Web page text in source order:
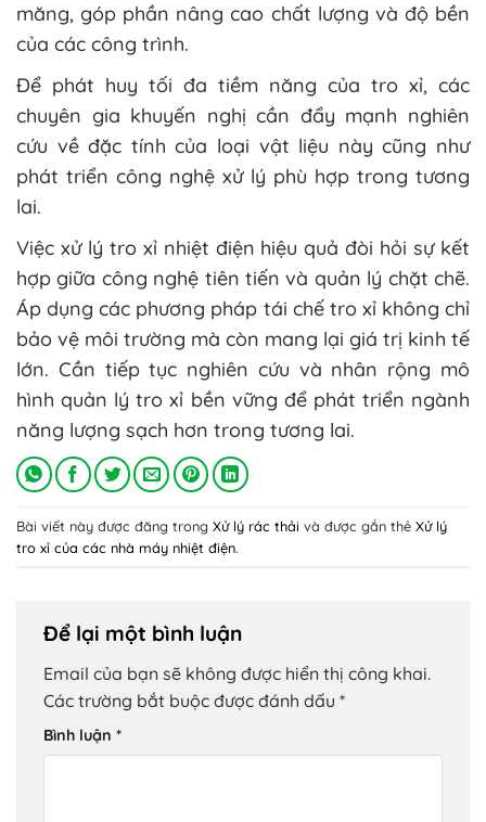
măng, góp phần nâng cao chất lượng và độ bền
của các công trình.
Để phát huy tối đa tiềm năng của tro xỉ, các
chuyên gia khuyến nghị cần đẩy mạnh nghiên
cứu về đặc tính của loại vật liệu này cũng như
phát triển công nghệ xử lý phù hợp trong tương
lai.
Việc xử lý tro xỉ nhiệt điện hiệu quả đòi hỏi sự kết
hợp giữa công nghệ tiên tiến và quản lý chặt chẽ.
Áp dụng các phương pháp tái chế tro xỉ không chỉ
bảo vệ môi trường mà còn mang lại giá trị kinh tế
lớn. Cần tiếp tục nghiên cứu và nhân rộng mô
hình quản lý tro xỉ bền vững để phát triển ngành
năng lượng sạch hơn trong tương lai.
Bài viết này được đăng trong Xử lý rác thải và được gắn thẻ Xử lý
tro xỉ của các nhà máy nhiệt điện.
Để lại một bình luận
Email của bạn sẽ không được hiển thị công khai.
Các trường bắt buộc được đánh dấu *
Bình luận *